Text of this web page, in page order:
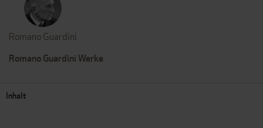
Romano Guardini
Romano Guardini Werke
Inhalt